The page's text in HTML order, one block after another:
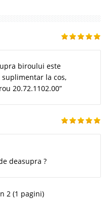
biroului este
la cos,
20.72.1102.00”
deasupra ?
2 (1 pagini)